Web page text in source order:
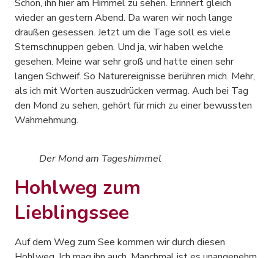
Schön, ihn hier am Himmel zu sehen. Erinnert gleich
wieder an gestern Abend. Da waren wir noch lange
draußen gesessen. Jetzt um die Tage soll es viele
Sternschnuppen geben. Und ja, wir haben welche
gesehen. Meine war sehr groß und hatte einen sehr
langen Schweif. So Naturereignisse berühren mich. Mehr,
als ich mit Worten auszudrücken vermag. Auch bei Tag
den Mond zu sehen, gehört für mich zu einer bewussten
Wahrnehmung.
Der Mond am Tageshimmel
Hohlweg zum
Lieblingssee
Auf dem Weg zum See kommen wir durch diesen